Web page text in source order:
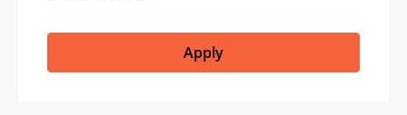
Apply